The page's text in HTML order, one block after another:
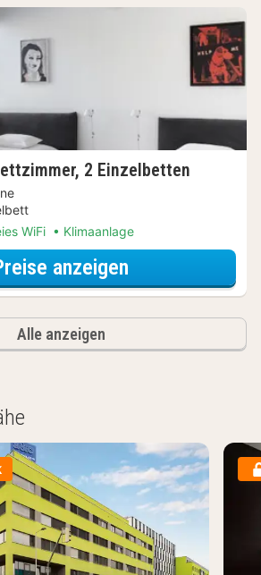
2 Einzelbetten
WiFi Klimaanlage
anzeigen
Alle anzeigen